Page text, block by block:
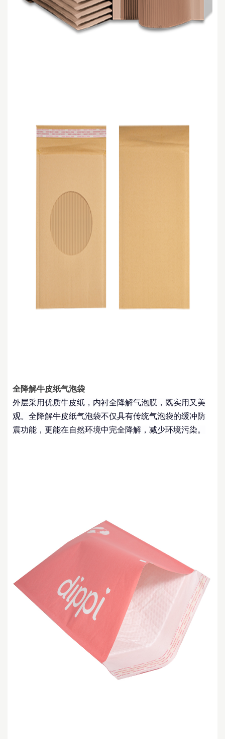
全降解牛皮纸气泡袋
外层采用优质牛皮纸，内衬全降解气泡膜，既实用又美
观。全降解牛皮纸气泡袋不仅具有传统气泡袋的缓冲防
震功能，更能在自然环境中完全降解，减少环境污染。